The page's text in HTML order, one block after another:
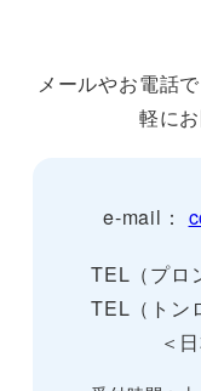
メールやお電話
軽に
e-mail：
TEL（プロ
TEL（ト
＜